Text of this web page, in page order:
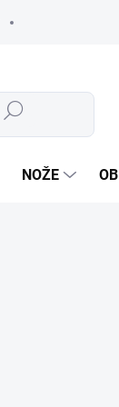
Hľadať
NOŽE